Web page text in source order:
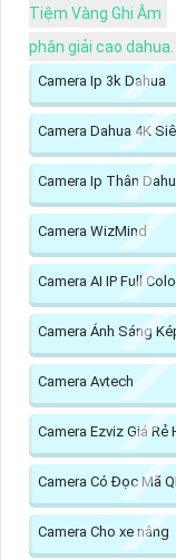
Tiệm Vàng Ghi Âm
phân giải cao dahua.
Camera Ip 3k Dahua
Camera Dahua 4K
Camera Ip Thân
Camera WizMind
Camera AI IP Full
Camera Ánh Sáng
Camera Avtech
Camera Ezviz Giá Rẻ
Camera Có Đọc Mã
Camera Cho xe nâng